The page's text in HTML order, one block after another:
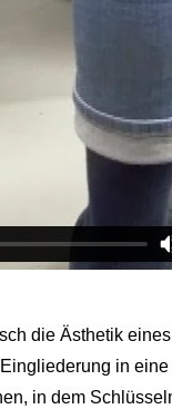
die Ästhetik
in
in dem